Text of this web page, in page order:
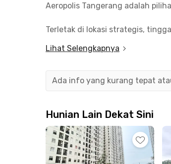
Aeropolis Tangerang adalah
Terletak di lokasi strategis,
membutuhkan waktu kurang dari
Selain dekat bandara, kamu
sekitarnya, seperti TangCity Mall,
Apartemen Aeropolis Tangerang
lengkap dengan AC, TV,
dispenser. Komplet banget! Yuk,
unitnya untuk upgrade gaya
Lihat Selengkapnya
Ada info yang kurang tepat
Hunian Lain Dekat Sini